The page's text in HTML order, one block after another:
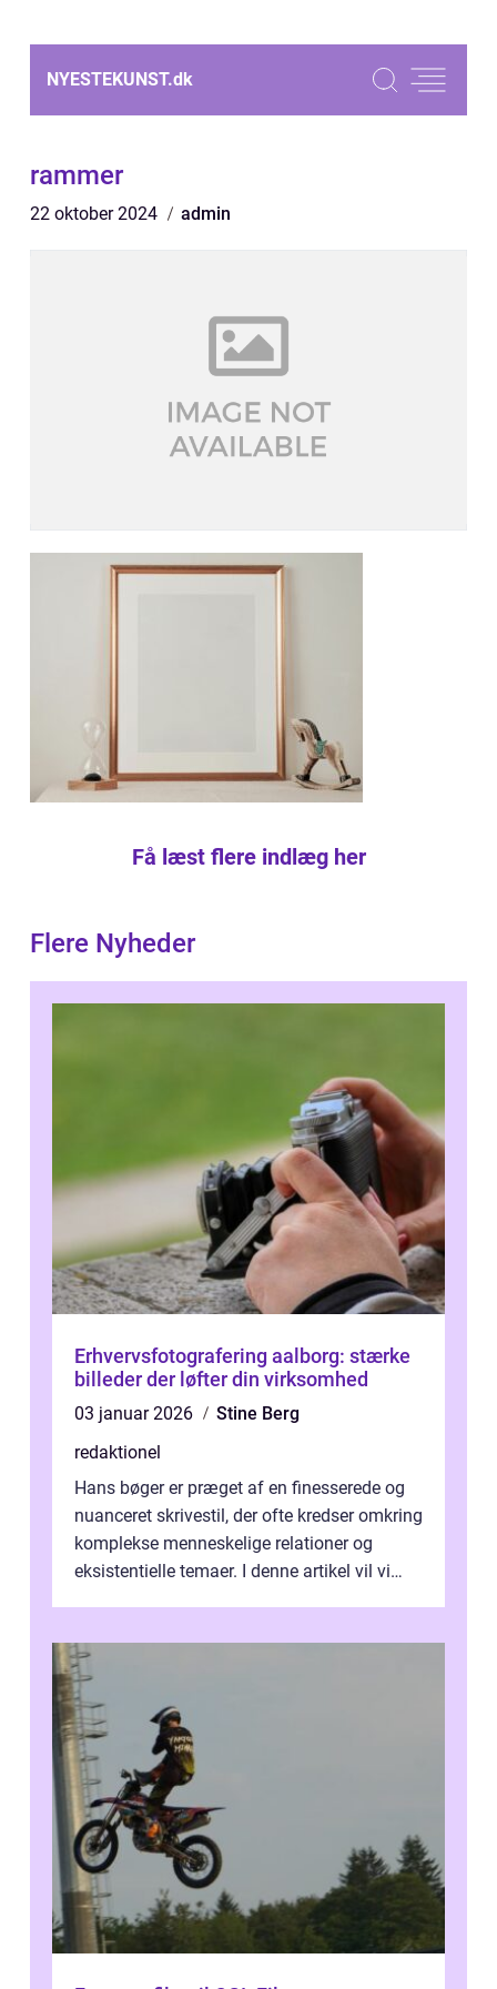
NYESTEKUNST.dk
rammer
22 oktober 2024 admin
Få læst flere indlæg her
Flere Nyheder
Erhvervsfotografering aalborg: stærke
billeder der løfter din virksomhed
03 januar 2026
Stine Berg
redaktionel
Hans bøger er præget af en finesserede og
nuanceret skrivestil, der ofte kredser omkring
komplekse menneskelige relationer og
eksistentielle temaer. I denne artikel vil vi